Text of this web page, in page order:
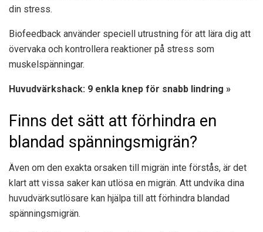
din stress.
Biofeedback använder speciell utrustning för att lära dig att
övervaka och kontrollera reaktioner på stress som
muskelspänningar.
Huvudvärkshack: 9 enkla knep för snabb lindring »
Finns det sätt att förhindra en
blandad spänningsmigrän?
Även om den exakta orsaken till migrän inte förstås, är det
klart att vissa saker kan utlösa en migrän. Att undvika dina
huvudvärksutlösare kan hjälpa till att förhindra blandad
spänningsmigrän.